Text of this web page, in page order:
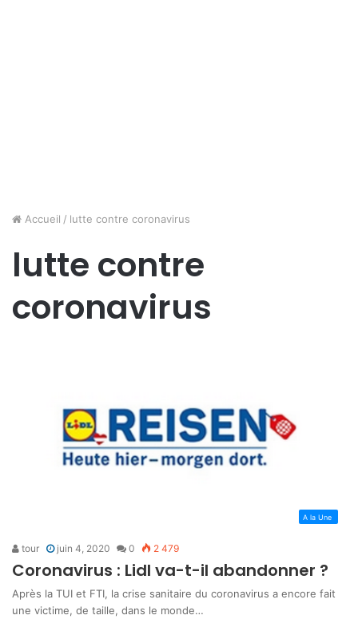
Accueil / lutte contre coronavirus
lutte contre
coronavirus
A la Une
tour juin 4, 2020 0 2 479
Coronavirus : Lidl va-t-il abandonner ?
Après la TUI et FTI, la crise sanitaire du coronavirus a encore fait
une victime, de taille, dans le monde…